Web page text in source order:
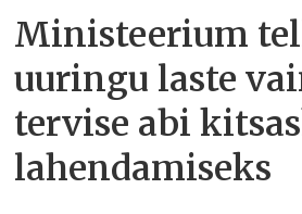
Ministeerium
uuringu laste
tervise abi
lahendamiseks